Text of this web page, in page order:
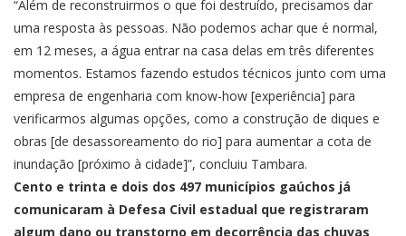
“Além de reconstruirmos o que foi destruído, precisamos dar
uma resposta às pessoas. Não podemos achar que é normal,
em 12 meses, a água entrar na casa delas em três diferentes
momentos. Estamos fazendo estudos técnicos junto com uma
empresa de engenharia com know-how [experiência] para
verificarmos algumas opções, como a construção de diques e
obras [de desassoreamento do rio] para aumentar a cota de
inundação [próximo à cidade]”, concluiu Tambara.
Cento e trinta e dois dos 497 municípios gaúchos já
comunicaram à Defesa Civil estadual que registraram
algum dano ou transtorno em decorrência das chuvas